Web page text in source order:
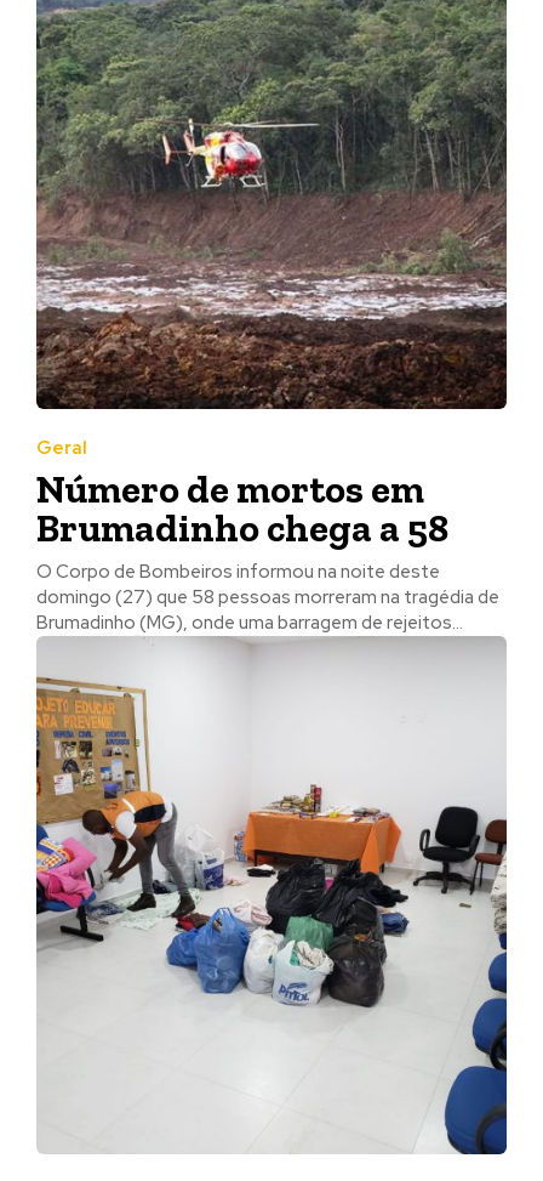
Geral
Número de mortos em
Brumadinho chega a 58
O Corpo de Bombeiros informou na noite deste
domingo (27) que 58 pessoas morreram na tragédia de
Brumadinho (MG), onde uma barragem de rejeitos...